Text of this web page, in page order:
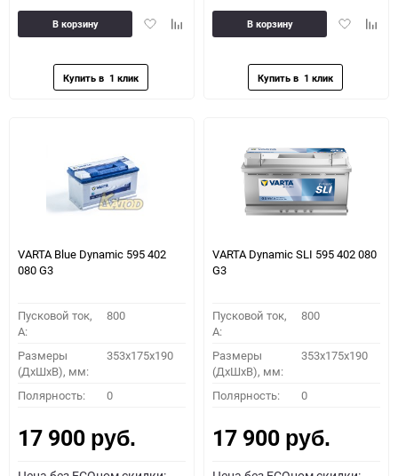
ДобавитьДобавить
В корзину
Добавить
В корзину
VARTA Blue Dynamic 595 402
080 G3
Пусковой ток,
A:
800
Размеры
(ДхШхВ), мм:
353x175x190
Полярность: 0
17 900 руб.
VARTA Dynamic SLI 595 402 080
G3
Пусковой ток,
A:
800
Размеры
(ДхШхВ), мм:
353x175x190
Полярность: 0
17 900 руб.